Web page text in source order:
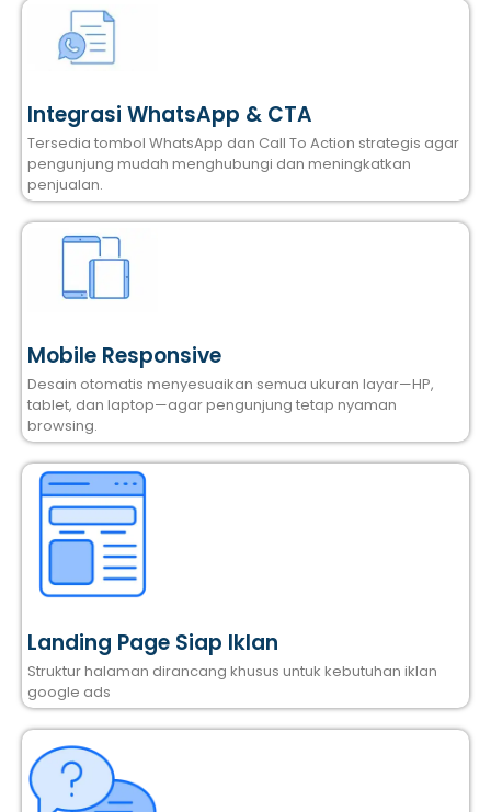
Integrasi WhatsApp & CTA
Tersedia tombol WhatsApp dan Call To Action strategis agar
pengunjung mudah menghubungi dan meningkatkan
penjualan.
Mobile Responsive
Desain otomatis menyesuaikan semua ukuran layar—HP,
tablet, dan laptop—agar pengunjung tetap nyaman
browsing.
Landing Page Siap Iklan
Struktur halaman dirancang khusus untuk kebutuhan iklan
google ads